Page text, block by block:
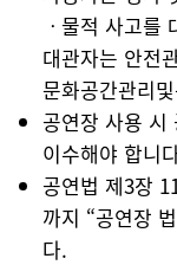
ㆍ물적 사고를
대관자는 안전
문화공간관리
공연장 사용 시
이수해야 합니
공연법 제3장
까지 “공연장
다.